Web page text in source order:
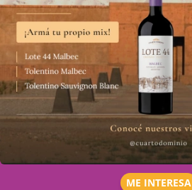
ME INTERESA